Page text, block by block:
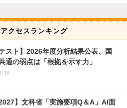
クセスランキング
スト】2026年度分析結果公表、国
通の弱点は「根拠を示す力」
】文科省「実施要項Q＆A」AI面